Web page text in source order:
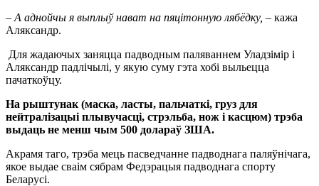
– А аднойчы я выплыў нават на пяцітонную лябёдку, – кажа
Аляксандр.
Для жадаючых заняцца падводным паляваннем Уладзімір і
Аляксандр падлічылі, у якую суму гэта хобі выльецца
пачаткоўцу.
На рыштунак (маска, ласты, пальчаткі, груз для
нейтралізацыі плывучасці, стрэльба, нож і касцюм) трэба
выдаць не менш чым 500 долараў ЗША.
Акрамя таго, трэба мець пасведчанне падводнага паляўнічага,
якое выдае сваім сябрам Федэрацыя падводнага спорту
Беларусі.